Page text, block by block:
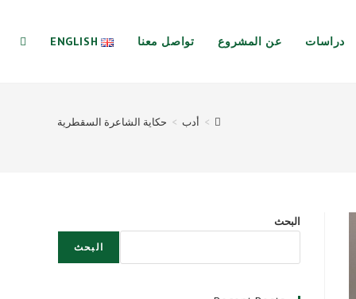
دراسات عن المشروع تواصل معنا ENGLISH
> أدب > حكاية الشاعرة السقطرية
البحث
البحث